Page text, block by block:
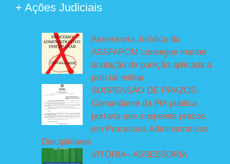
+ Ações Judiciais
Assessoria Jurídica da
ASSFAPOM consegue manter
anulação de punição aplicada a
policial militar
SUSPENSÃO DE PRAZOS-
Comandante da PM publica
portaria que suspende prazos
em Processos Administrativos
Disciplinares
VITÓRIA– ASSESSORIA